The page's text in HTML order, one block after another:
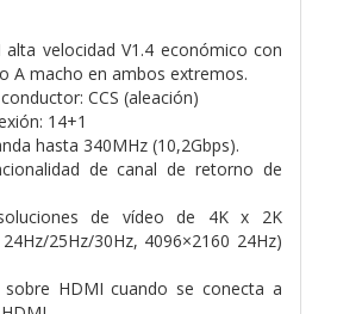
alta velocidad V1.4 económico con
A macho en ambos extremos.
CCS (aleación)
14+1
hasta 340MHz (10,2Gbps).
de canal de retorno de
de vídeo de 4K x 2K
25Hz/30Hz, 4096×2160 24Hz)
HDMI cuando se conecta a